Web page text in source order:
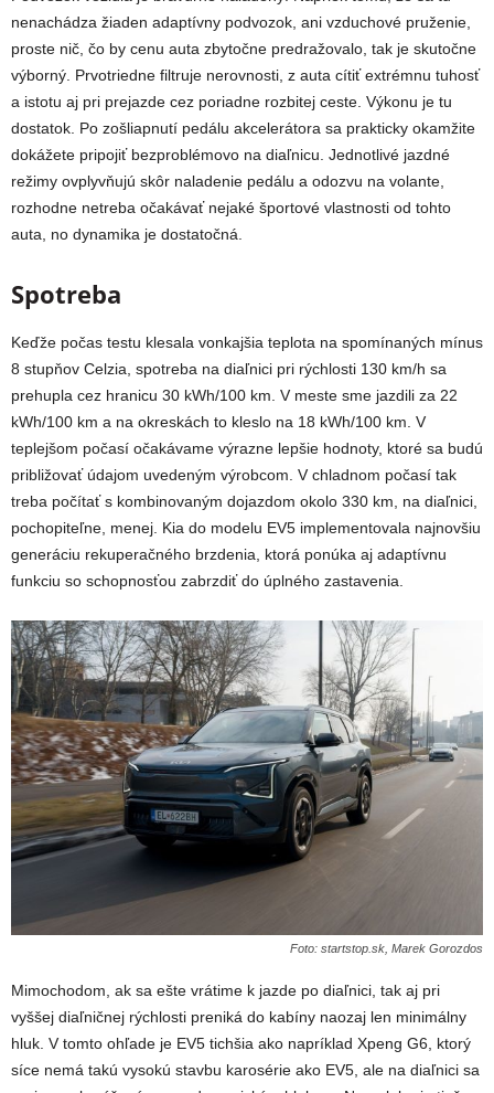
nenachádza žiaden adaptívny podvozok, ani vzduchové pruženie,
proste nič, čo by cenu auta zbytočne predražovalo, tak je skutočne
výborný. Prvotriedne filtruje nerovnosti, z auta cítiť extrémnu tuhosť
a istotu aj pri prejazde cez poriadne rozbitej ceste. Výkonu je tu
dostatok. Po zošliapnutí pedálu akcelerátora sa prakticky okamžite
dokážete pripojiť bezproblémovo na diaľnicu. Jednotlivé jazdné
režimy ovplyvňujú skôr naladenie pedálu a odozvu na volante,
rozhodne netreba očakávať nejaké športové vlastnosti od tohto
auta, no dynamika je dostatočná.
Spotreba
Keďže počas testu klesala vonkajšia teplota na spomínaných mínus
8 stupňov Celzia, spotreba na diaľnici pri rýchlosti 130 km/h sa
prehupla cez hranicu 30 kWh/100 km. V meste sme jazdili za 22
kWh/100 km a na okreskách to kleslo na 18 kWh/100 km. V
teplejšom počasí očakávame výrazne lepšie hodnoty, ktoré sa budú
približovať údajom uvedeným výrobcom. V chladnom počasí tak
treba počítať s kombinovaným dojazdom okolo 330 km, na diaľnici,
pochopiteľne, menej. Kia do modelu EV5 implementovala najnovšiu
generáciu rekuperačného brzdenia, ktorá ponúka aj adaptívnu
funkciu so schopnosťou zabrzdiť do úplného zastavenia.
Foto: startstop.sk, Marek Gorozdos
Mimochodom, ak sa ešte vrátime k jazde po diaľnici, tak aj pri
vyššej diaľničnej rýchlosti preniká do kabíny naozaj len minimálny
hluk. V tomto ohľade je EV5 tichšia ako napríklad Xpeng G6, ktorý
síce nemá takú vysokú stavbu karosérie ako EV5, ale na diaľnici sa